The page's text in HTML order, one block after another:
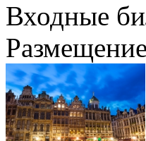
Входные